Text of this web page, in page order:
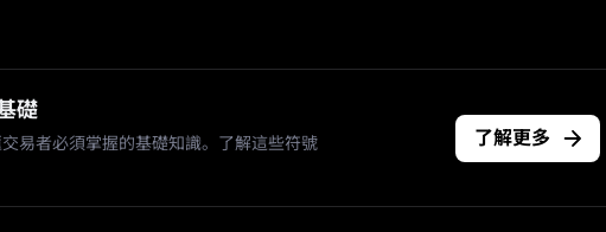
礎
易者必須掌握的基礎知識。了解這些符號
了解更多